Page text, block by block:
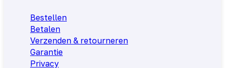
Bestellen
Betalen
Verzenden & retourneren
Garantie
Privacy